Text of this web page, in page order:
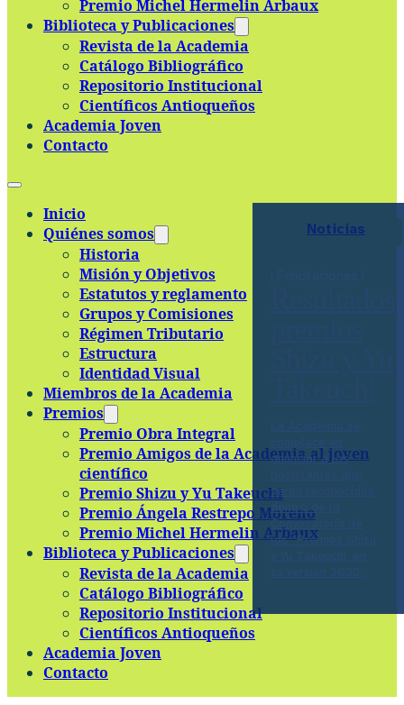
Skip to main contentSkip to footer
Premio Michel Hermelin Arbaux
Biblioteca y Publicaciones
Revista de la Academia
Catálogo Bibliográfico
Repositorio Institucional
Científicos Antioqueños
Academia Joven
Contacto
Inicio
Quiénes somos
Historia
Misión y Objetivos
Estatutos y reglamento
Grupos y Comisiones
Régimen Tributario
Estructura
Identidad Visual
Miembros de la Academia
Premios
Premio Obra Integral
Premio Amigos de la Academia al joven
científico
Premio Shizu y Yu Takeuchi
Premio Ángela Restrepo Moreno
Premio Michel Hermelin Arbaux
Biblioteca y Publicaciones
Revista de la Academia
Catálogo Bibliográfico
Repositorio Institucional
Científicos Antioqueños
Academia Joven
Contacto
Noticias
anunciar a los
serán reconocidos
dentro de la
Convocatoria de
los “Premios Shizu